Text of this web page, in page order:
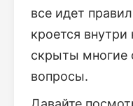
все идет
кроется
скрыты многие
вопросы.